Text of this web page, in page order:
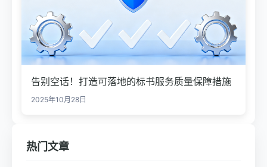
告别空话！打造可落地的标书服务质量保障措施
2025年10月28日
热门文章